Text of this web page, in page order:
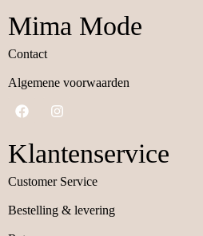
Mima Mode
Contact
Algemene voorwaarden
Klantenservice
Customer Service
Bestelling & levering